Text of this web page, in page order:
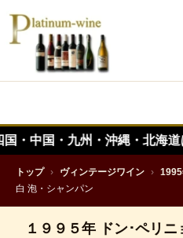
・沖縄・北海道は+１日 離
トップ › ヴィンテージワイン ›
白 泡・シャンパン
１９９５年 ドン･ペリ